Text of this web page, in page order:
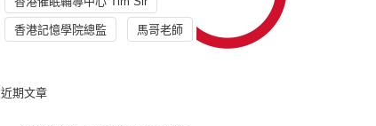
香港記憶學院總監 馬哥老師
近期文章